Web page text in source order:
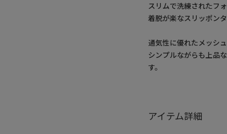
スリムで洗練されたフォ
着脱が楽なスリッポン
通気性に優れたメッシ
シンプルながらも上品
す。
アイテム詳細